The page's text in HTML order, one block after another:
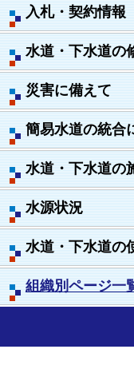
入札・契約情報
水道・下水道の
災害に備えて
簡易水道の統合
水道・下水道の
水源状況
水道・下水道の
組織別ページ一